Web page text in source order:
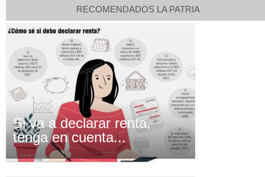
RECOMENDADOS LA PATRIA
Si va a declarar renta,
tenga en cuenta...